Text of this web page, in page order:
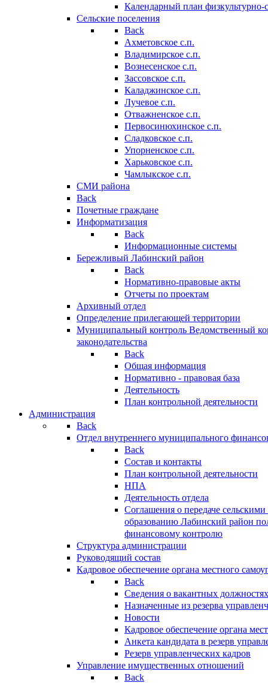
Календарный план
Сельские поселения
Back
Ахметовское с.п.
Владимирское с.п.
Вознесенское с.п.
Зассовское с.п.
Каладжинское с.п.
Лучевое с.п.
Отважненское с.п.
Первосинюхинское с.п.
Сладковское с.п.
Упорненское с.п.
Харьковское с.п.
Чамлыкское с.п.
СМИ района
Back
Почетные граждане
Информатизация
Back
Информационные системы
Бережливый Лабинский район
Back
Нормативно-правовые акты
Отчеты по проектам
Архивный отдел
Определение прилегающей территории
Муниципальный контроль Ведомственный
законодательства
Back
Общая информация
Нормативно - правовая база
Деятельность
План контрольной деятельности
Администрация
Back
Отдел внутреннего муниципального
Back
Состав и контакты
План контрольной деятельности
НПА
Деятельность отдела
Соглашения о передаче
образованию Лабинский район
финансовому контролю
Структура администрации
Руководящий состав
Кадровое обеспечение органа местного
Back
Сведения о вакантных
Назначенные из резерва
Новости
Кадровое обеспечение органа
Анкета кандидата в резерв
Резерв управленческих кадров
Управление имущественных отношений
Back